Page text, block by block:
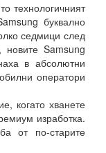
технологичният
буквално
седмици след
Samsung
в абсолютни
оператори
когато хванете
изработка.
от по-старите